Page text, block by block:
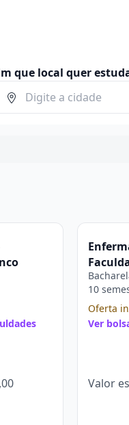
que local quer
10
Oferta
Ver
Valor